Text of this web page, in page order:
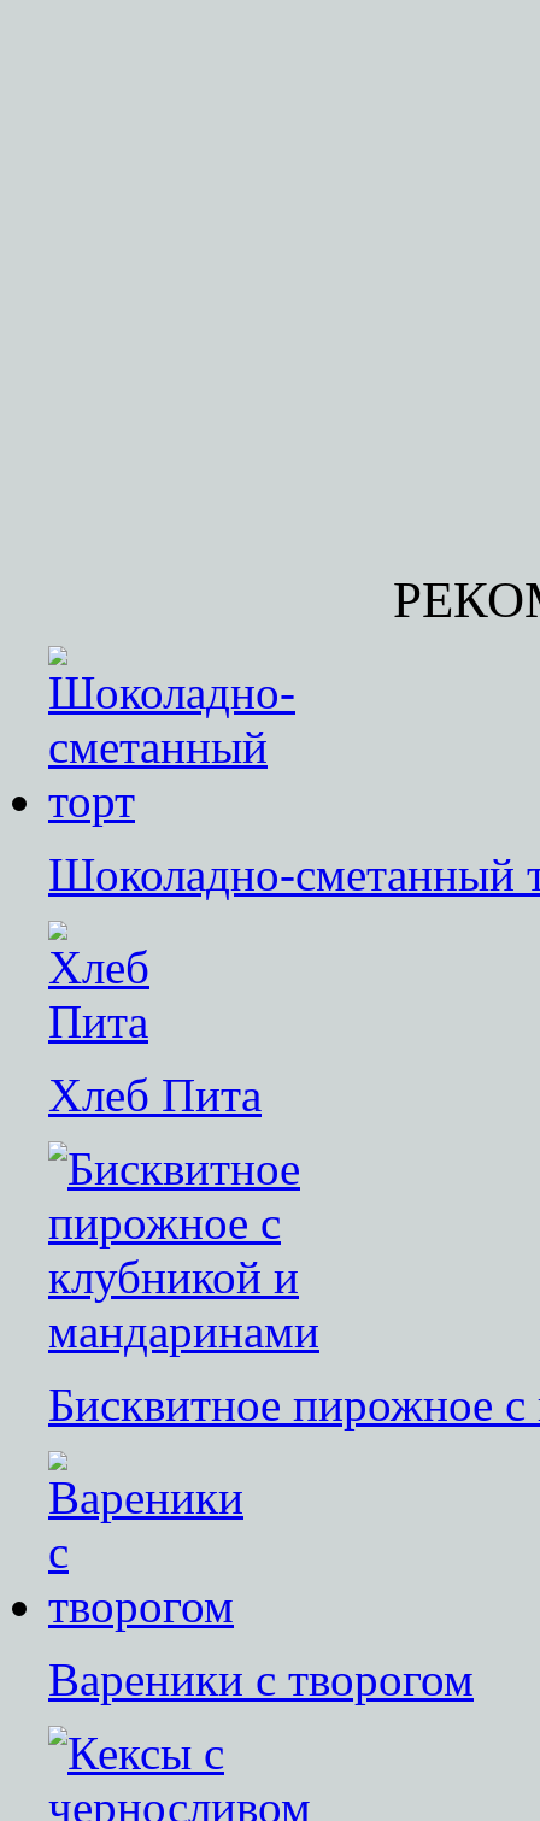
Шоколадно-сметанный
Хлеб Пита
Бисквитное пирожное
Вареники с творогом